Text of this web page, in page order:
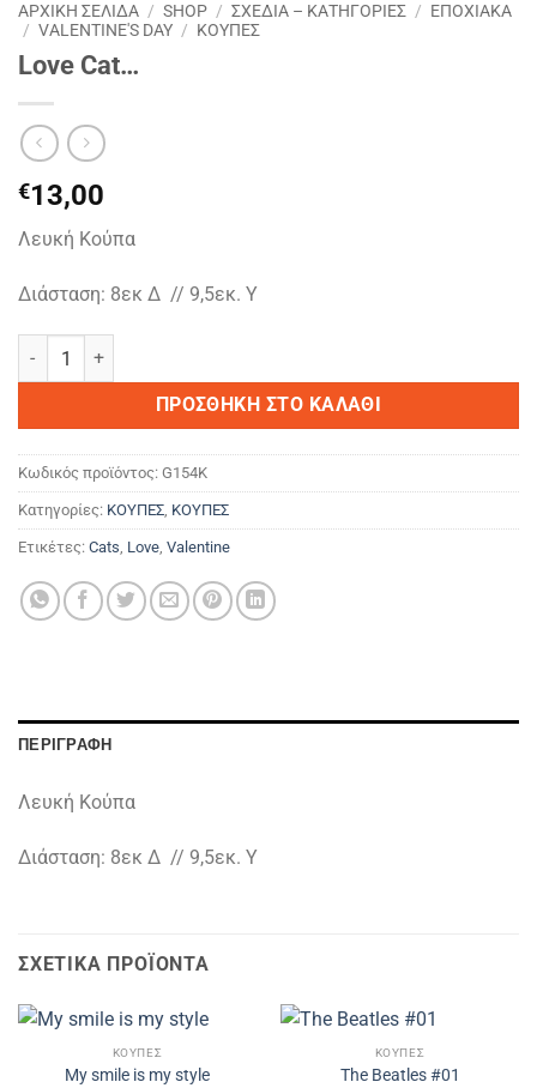
ΑΡΧΙΚΉ ΣΕΛΊΔΑ / SHOP / ΣΧΕΔΙΑ – ΚΑΤΗΓΟΡΙΕΣ / ΕΠΟΧΙΑΚΑ
/ VALENTINE'S DAY / ΚΟΥΠΕΣ
Love Cat…
€13,00
Λευκή Κούπα
Διάσταση: 8εκ Δ // 9,5εκ. Υ
Love Cat... ποσότητα
ΠΡΟΣΘΉΚΗ ΣΤΟ ΚΑΛΆΘΙ
Κωδικός προϊόντος: G154K
Κατηγορίες: ΚΟΥΠΕΣ ΚΟΥΠΕΣ
Ετικέτες: Cats Love Valentine
ΠΕΡΙΓΡΑΦΉ
Λευκή Κούπα
Διάσταση: 8εκ Δ // 9,5εκ. Υ
ΣΧΕΤΙΚΆ ΠΡΟΪΌΝΤΑ
ΚΟΥΠΕΣ
My smile is my style
ΚΟΥΠΕΣ
The Beatles #01